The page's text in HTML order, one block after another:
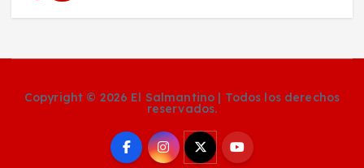
Copyright © 2026 El Salmantino | Todos los derechos
reservados.